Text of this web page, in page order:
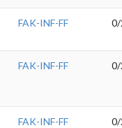
FAK-INF-FF
FAK-INF-FF
FAK-INF-FF